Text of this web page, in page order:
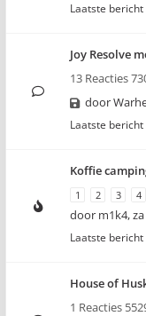
Laatste
Joy Resolve
13 Reacties
door
Laatste
Koffie
1 2 3 4
door m1k4,
Laatste
House of
1 Reacties